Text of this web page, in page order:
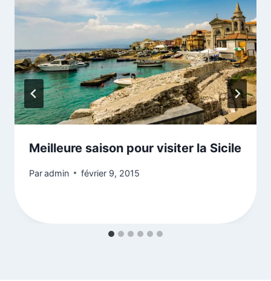
Meilleure saison pour visiter la Sicile
Paradmin février 9, 2015